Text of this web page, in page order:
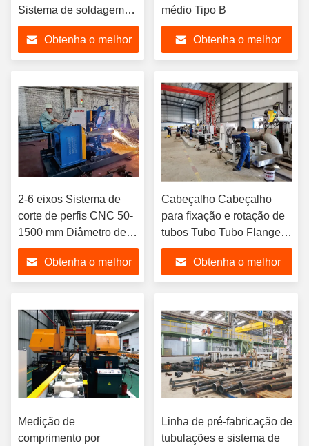
Sistema de soldagem
de tubos controlado por
PLC Obtenha o melhor
médio Tipo B
Obtenha o melhor
2-6 eixos Sistema de
corte de perfis CNC 50-
1500 mm Diâmetro de
corte
Obtenha o melhor
Cabeçalho Cabeçalho
para fixação e rotação de
tubos Tubo Tubo Flange
Tubo Cotovelo Tubo-Tee
Tubo Para Redutor
Obtenha o melhor
Medição de
comprimento por
Linha de pré-fabricação de
tubulações e sistema de